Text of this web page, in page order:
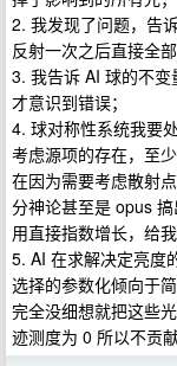
2. 我发现了问题，告
反射一次之后直接全部
3. 我告诉 AI 球的不
才意识到错误；
4. 球对称性系统我要
考虑源项的存在，至
在因为需要考虑散射
分神论甚至是 opus
用直接指数增长，给我
5. AI 在求解决定亮
选择的参数化倾向于
完全没细想就把这些
迹测度为 0 所以不贡献